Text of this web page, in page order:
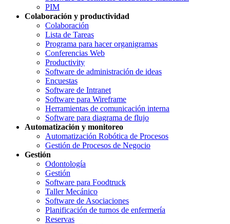
PIM
Colaboración y productividad
Colaboración
Lista de Tareas
Programa para hacer organigramas
Conferencias Web
Productivity
Software de administración de ideas
Encuestas
Software de Intranet
Software para Wireframe
Herramientas de comunicación interna
Software para diagrama de flujo
Automatización y monitoreo
Automatización Robótica de Procesos
Gestión de Procesos de Negocio
Gestión
Odontología
Gestión
Software para Foodtruck
Taller Mecánico
Software de Asociaciones
Planificación de turnos de enfermería
Reservas